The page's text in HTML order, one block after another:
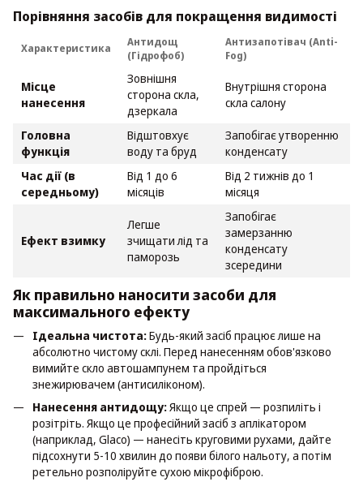
Порівняння засобів для покращення видимості
Характеристика
Антидощ
(Гідрофоб)
Антизапотівач (Anti-
Fog)
Місце
нанесення
Зовнішня
сторона скла,
дзеркала
Внутрішня сторона
скла салону
Головна
функція
Відштовхує
воду та бруд
Запобігає утворенню
конденсату
Час дії (в
середньому)
Від 1 до 6
місяців
Від 2 тижнів до 1
місяця
Ефект взимку
Легше
зчищати лід та
паморозь
Запобігає
замерзанню
конденсату
зсередини
Як правильно наносити засоби для
максимального ефекту
Ідеальна чистота:Будь-який засіб працює лише на
абсолютно чистому склі. Перед нанесенням обов'язково
вимийте скло автошампунем та пройдіться
знежирювачем (антисиліконом).
Нанесення антидощу:Якщо це спрей — розпиліть і
розітріть. Якщо це професійний засіб з аплікатором
(наприклад, Glaco) — нанесіть круговими рухами, дайте
підсохнути 5-10 хвилин до появи білого нальоту, а потім
ретельно розполіруйте сухою мікрофіброю.